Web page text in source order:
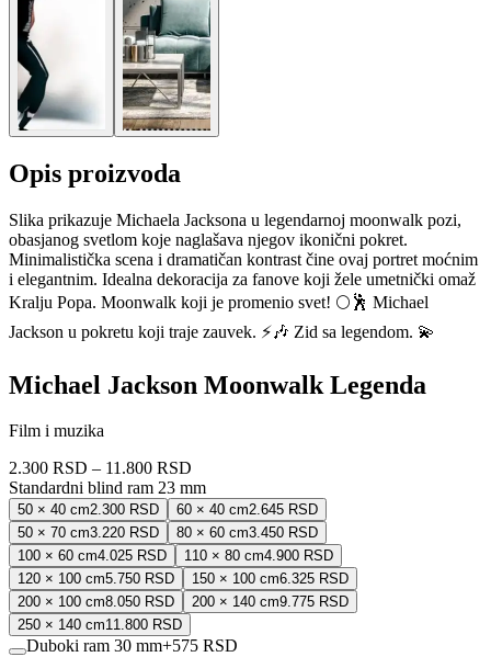
Opis proizvoda
Slika prikazuje Michaela Jacksona u legendarnoj moonwalk pozi,
obasjanog svetlom koje naglašava njegov ikonični pokret.
Minimalistička scena i dramatičan kontrast čine ovaj portret moćnim
i elegantnim. Idealna dekoracija za fanove koji žele umetnički omaž
Kralju Popa. Moonwalk koji je promenio svet! 🌕🕺 Michael
Jackson u pokretu koji traje zauvek. ⚡🎶 Zid sa legendom. 💫
Michael Jackson Moonwalk Legenda
Film i muzika
2.300 RSD – 11.800 RSD
Standardni blind ram 23 mm
50 × 40 cm2.300 RSD 60 × 40 cm2.645 RSD
50 × 70 cm3.220 RSD 80 × 60 cm3.450 RSD
100 × 60 cm4.025 RSD 110 × 80 cm4.900 RSD
120 × 100 cm5.750 RSD 150 × 100 cm6.325 RSD
200 × 100 cm8.050 RSD 200 × 140 cm9.775 RSD
250 × 140 cm11.800 RSD
Duboki ram 30 mm+575 RSD